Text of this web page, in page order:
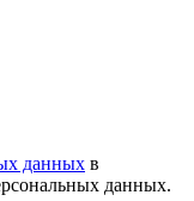
данных в
данных.